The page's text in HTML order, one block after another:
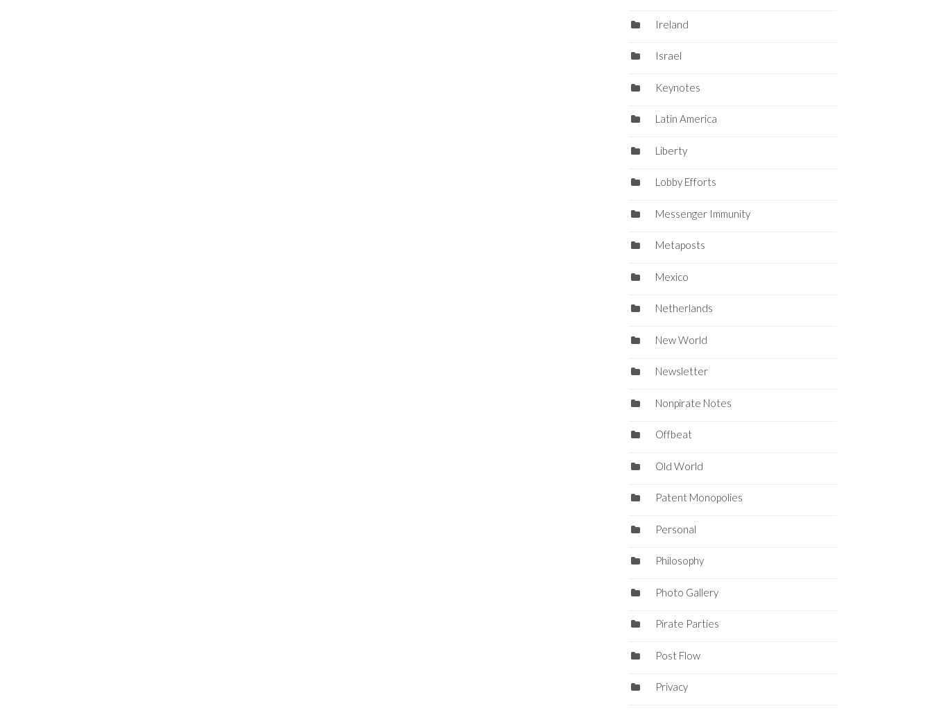
Ireland
Israel
Keynotes
Latin America
Liberty
Lobby Efforts
Messenger Immunity
Metaposts
Mexico
Netherlands
New World
Newsletter
Nonpirate Notes
Offbeat
Old World
Patent Monopolies
Personal
Philosophy
Photo Gallery
Pirate Parties
Post Flow
Privacy